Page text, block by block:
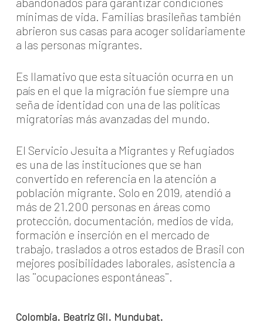
mínimas de vida. Familias brasileñas también
abrieron sus casas para acoger solidariamente
a las personas migrantes.
Es llamativo que esta situación ocurra en un
país en el que la migración fue siempre una
seña de identidad con una de las políticas
migratorias más avanzadas del mundo.
El Servicio Jesuita a Migrantes y Refugiados
es una de las instituciones que se han
convertido en referencia en la atención a
población migrante. Solo en 2019, atendió a
más de 21.200 personas en áreas como
protección, documentación, medios de vida,
formación e inserción en el mercado de
trabajo, traslados a otros estados de Brasil con
mejores posibilidades laborales, asistencia a
las ¨ocupaciones espontáneas¨.
Colombia. Beatriz Gil. Mundubat.